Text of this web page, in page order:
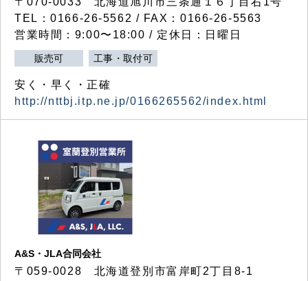
TEL：0166-26-5562 / FAX：0166-26-5563
営業時間：9:00〜18:00 / 定休日：日曜日
販売可 工事・取付可
安く・早く・正確
http://nttbj.itp.ne.jp/0166265562/index.html
A&S・JLA合同会社
〒 059-0028 北海道登別市富岸町2丁目 8-1